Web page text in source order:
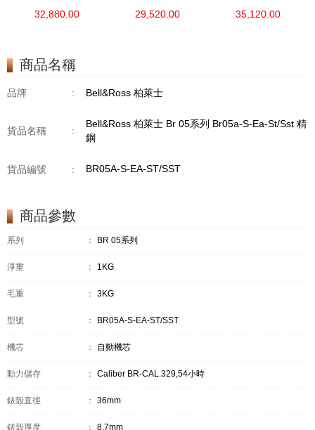
32,880.00 29,520.00 35,120.00
商品名稱
品牌 : Bell&Ross 柏萊士
貨品名稱 :
Bell&Ross 柏萊士 Br 05系列 Br05a-S-Ea-St/Sst 精
鋼
貨品編號 : BR05A-S-EA-ST/SST
商品參數
系列 ： BR 05系列
淨重 ： 1KG
毛重 ： 3KG
型號 ： BR05A-S-EA-ST/SST
機芯 ： 自動機芯
動力儲存 ： Caliber BR-CAL.329,54小時
錶殼直徑 ： 36mm
錶殼厚度 ： 8.7mm